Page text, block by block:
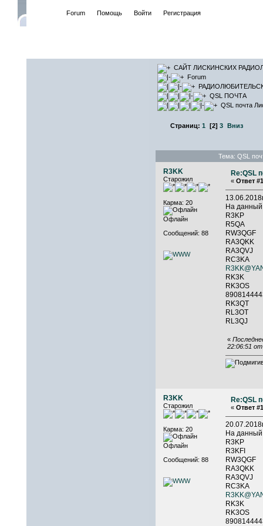
Forum Помощь Войти Регистрация
САЙТ ЛИСКИНСКИХ
Forum
QSL ПОЧТА
QSL почта
Страниц: 1 [2] 3 Вниз
Тема: QSL
R3KK
Старожил
Карма: 20
Офлайн
Сообщений: 88
Re:QSL
« Ответ
На
R3KP
R5QA
RK3K
RL3OT
RL3QJ
«
22:06:51
R3KK
Старожил
Карма: 20
Офлайн
Сообщений: 88
Re:QSL
« Ответ
На
R3KP
R3KFI
RK3K